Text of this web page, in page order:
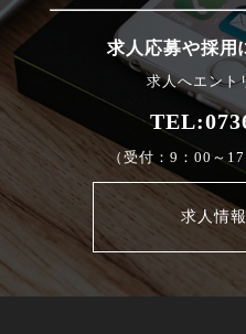
求人応募や採用
求人へエント
（受付：9：00～
求人情